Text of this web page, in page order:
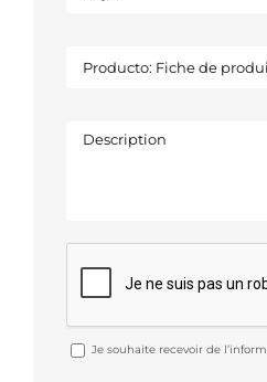
Je souhaite recevoir de